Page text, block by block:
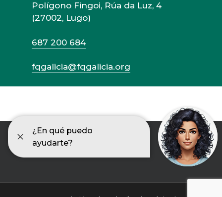
Polígono Fingoi, Rúa da Luz, 4
(27002, Lugo)
687 200 684
fqgalicia@fqgalicia.org